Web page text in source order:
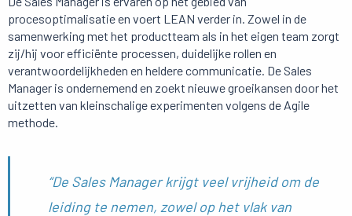
procesoptimalisatie en voert LEAN verder in. Zowel in de
samenwerking met het productteam als in het eigen team zorgt
zij/hij voor efficiënte processen, duidelijke rollen en
verantwoordelijkheden en heldere communicatie. De Sales
Manager is ondernemend en zoekt nieuwe groeikansen door het
uitzetten van kleinschalige experimenten volgens de Agile
methode.
“De Sales Manager krijgt veel vrijheid om de
leiding te nemen, zowel op het vlak van